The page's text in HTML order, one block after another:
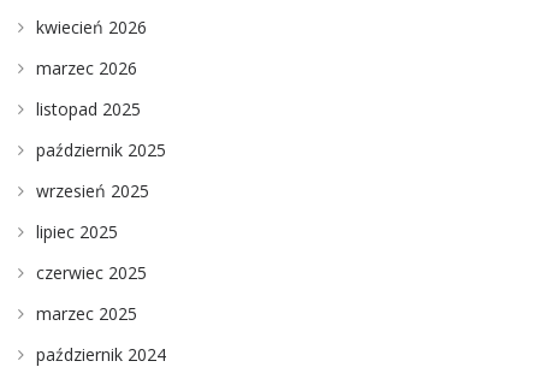
kwiecień 2026
marzec 2026
listopad 2025
październik 2025
wrzesień 2025
lipiec 2025
czerwiec 2025
marzec 2025
październik 2024